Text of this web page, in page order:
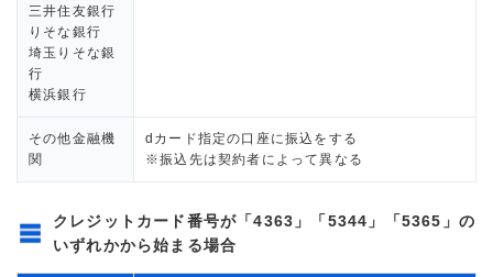
三井住友銀行
りそな銀行
埼玉りそな銀
行
横浜銀行
その他金融機
関
dカード指定の口座に振込をする
※振込先は契約者によって異なる
クレジットカード番号が「4363」「5344」「5365」の
いずれかから始まる場合